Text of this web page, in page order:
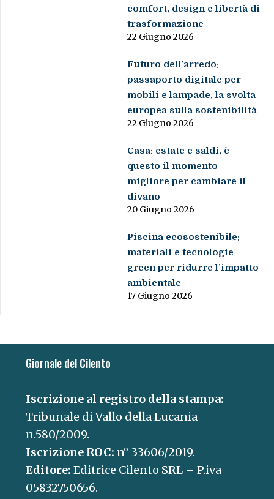
comfort, design e libertà di
trasformazione
22 Giugno 2026
Futuro dell’arredo:
passaporto digitale per
mobili e lampade, la svolta
europea sulla sostenibilità
22 Giugno 2026
Casa: estate e saldi, è
questo il momento
migliore per cambiare il
divano
20 Giugno 2026
Piscina ecosostenibile:
materiali e tecnologie
green per ridurre l’impatto
ambientale
17 Giugno 2026
Giornale del Cilento
Iscrizione al registro della stampa:
Tribunale di Vallo della Lucania
n.580/2009.
Iscrizione ROC: n° 33606/2019.
Editore: Editrice Cilento SRL – P.iva
05832750656.